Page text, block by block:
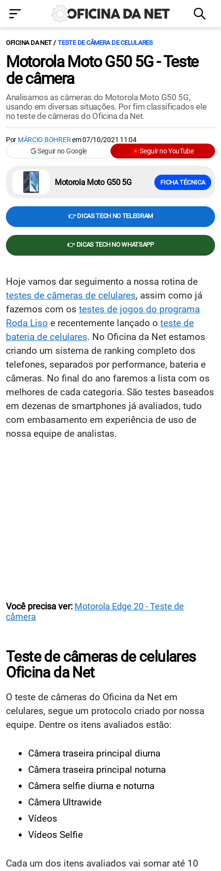
OFICINA DA NET TESTE DE CÂMERA DE CELULARES
Motorola Moto G50 5G - Teste
de câmera
Analisamos as câmeras do Motorola Moto G50 5G,
usando em diversas situações. Por fim classificados ele
no teste de câmeras do Oficina da Net.
Por MÁRCIO BOHRERem07/10/2021 11:04
Seguir no Google
Seguir no YouTube
Motorola Moto G50 5G FICHA TÉCNICA
👉 DICAS TECH NO TELEGRAM
👉 DICAS TECH NO WHATSAPP
Hoje vamos dar seguimento a nossa rotina de
testes de câmeras de celulares, assim como já
fazemos com os testes de jogos do programa
Roda Liso e recentemente lançado o teste de
bateria de celulares. No Oficina da Net estamos
criando um sistema de ranking completo dos
telefones, separados por performance, bateria e
câmeras. No final do ano faremos a lista com os
melhores de cada categoria. São testes baseados
em dezenas de smartphones já avaliados, tudo
com embasamento em experiência de uso de
nossa equipe de analistas.
Você precisa ver: Motorola Edge 20 - Teste de
câmera
Teste de câmeras de celulares
Oficina da Net
O teste de câmeras do Oficina da Net em
celulares, segue um protocolo criado por nossa
equipe. Dentre os itens avaliados estão:
Câmera traseira principal diurna
Câmera traseira principal noturna
Câmera selfie diurna e noturna
Câmera Ultrawide
Vídeos
Vídeos Selfie
Cada um dos itens avaliados vai somar até 10